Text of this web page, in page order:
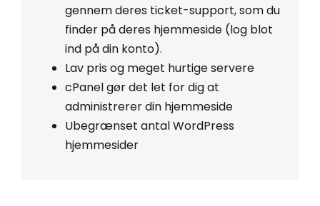
gennem deres ticket-support, som du
finder på deres hjemmeside (log blot
ind på din konto).
Lav pris og meget hurtige servere
cPanel gør det let for dig at
administrerer din hjemmeside
Ubegrænset antal WordPress
hjemmesider